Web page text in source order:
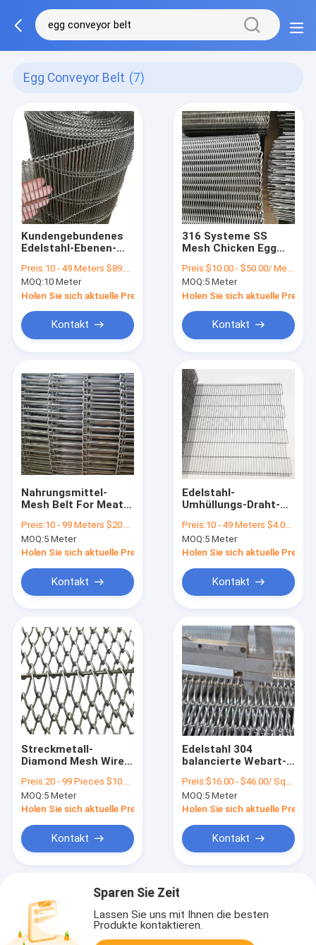
Egg Conveyor Belt (7)
Kundengebundenes
Edelstahl-Ebenen-
Egg-Förderband
Preis:10 - 49 Meters $89.55， 50 - 99 Meters $74.62， 100 - 999 Meters $59.70， >=1000 Meters $44.78
MOQ:10 Meter
Holen Sie sich aktuelle Preis
Kontakt
316 Systeme SS
Mesh Chicken Egg
Preis:$10.00 - $50.00/ Meter|100 Meter/Meters(Min. Order)
MOQ:5 Meter
Holen Sie sich aktuelle Preis
Kontakt
Nahrungsmittel-
Mesh Belt For Meat
Edelstahl-430
Preis:10 - 99 Meters $20.00， >=100 Meters $5.60
MOQ:5 Meter
Holen Sie sich aktuelle Preis
Kontakt
Edelstahl-
Umhüllungs-Draht-
Conveyor der hohen
Temperatur
Preis:10 - 49 Meters $4.00， 50 - 99 Meters $3.00， >=100 Meters $1.80
MOQ:5 Meter
Holen Sie sich aktuelle Preis
Kontakt
Streckmetall-
Diamond Mesh Wire
Tray Dryers des
Edelstahl-316
Preis:20 - 99 Pieces $10.00， 100 - 999 Pieces $9.00， >=1000 Pieces $8.00
MOQ:5 Meter
Holen Sie sich aktuelle Preis
Kontakt
Edelstahl 304
balancierte Webart-
Gurte für Eier
Preis:$16.00 - $46.00/ Square Meter|10 Square Meter/Square Meters(Min. Order)
MOQ:5 Meter
Holen Sie sich aktuelle Preis
Kontakt
Sparen Sie Zeit
Lassen Sie uns mit Ihnen die besten
Produkte kontaktieren.